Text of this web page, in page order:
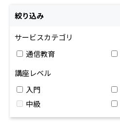
絞り込み
サービスカテゴリ
通信教育
講座レベル
入門
中級